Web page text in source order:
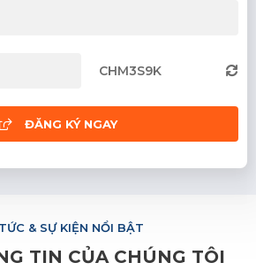
CHM3S9K
ĐĂNG KÝ NGAY
& SỰ KIỆN NỔI BẬT
TIN CỦA CHÚNG TÔI